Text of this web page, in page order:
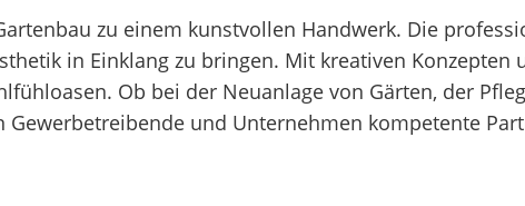
zu einem kunstvollen Handwerk. Die
in Einklang zu bringen. Mit kreativen Konzepten
Ob bei der Neuanlage von Gärten, der
und Unternehmen kompetente